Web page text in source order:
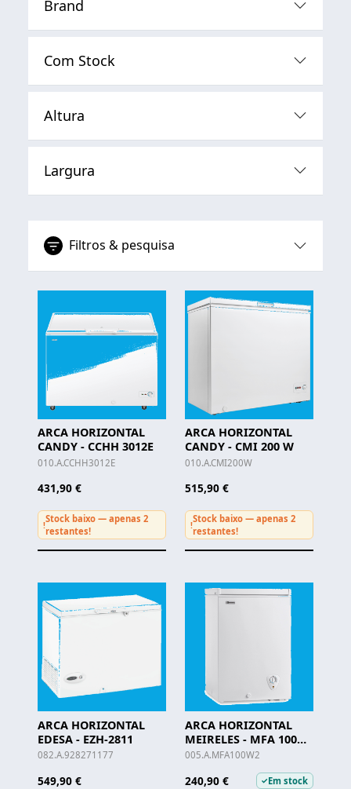
Filtros & pesquisa
ARCA HORIZONTAL
CANDY - CCHH 3012E
010.A.CCHH3012E
431,90 €
!
Stock baixo — apenas 2
restantes!
ARCA HORIZONTAL
CANDY - CMI 200 W
010.A.CMI200W
515,90 €
!
Stock baixo — apenas 2
restantes!
ARCA HORIZONTAL
EDESA - EZH-2811
082.A.928271177
549,90 €
ARCA HORIZONTAL
MEIRELES - MFA 100
W.2
005.A.MFA100W2
240,90 € ✓Em stock
Brand
Com Stock
Altura
Largura